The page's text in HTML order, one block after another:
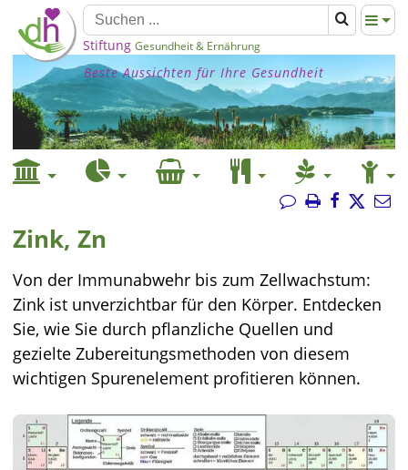
Stiftung Gesundheit & Ernährung
Beste Aussichten für Ihre Gesundheit
Zink, Zn
Von der Immunabwehr bis zum Zellwachstum:
Zink ist unverzichtbar für den Körper. Entdecken
Sie, wie Sie durch pflanzliche Quellen und
gezielte Zubereitungsmethoden von diesem
wichtigen Spurenelement profitieren können.